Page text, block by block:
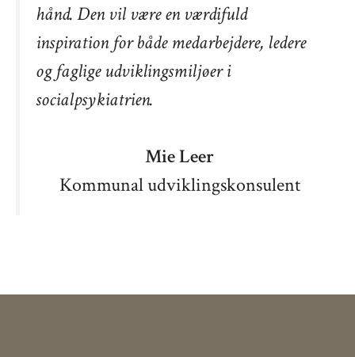
hånd. Den vil være en værdifuld
inspiration for både medarbejdere, ledere
og faglige udviklingsmiljøer i
socialpsykiatrien.
Mie Leer
Kommunal udviklingskonsulent